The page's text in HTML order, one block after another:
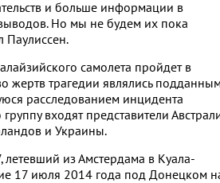
и больше информации в
Но мы не будем их пока
Паулиссен.
самолета пройдет в
жертв трагедии являлись
расследованием инцидента
входят представители
и Украины.
из Амстердама в Куала-
17 июля 2014 года под Донецком